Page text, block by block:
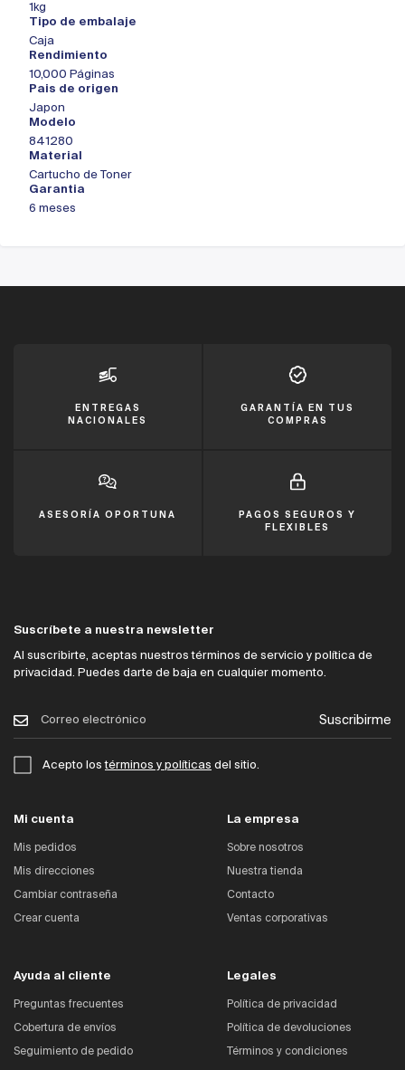
1kg
Tipo de embalaje
Caja
Rendimiento
10,000 Páginas
Pais de origen
Japon
Modelo
841280
Material
Cartucho de Toner
Garantia
6 meses
ENTREGAS
NACIONALES
GARANTÍA EN TUS
COMPRAS
ASESORÍA OPORTUNA
PAGOS SEGUROS Y
FLEXIBLES
Suscríbete a nuestra newsletter
Al suscribirte, aceptas nuestros términos de servicio y política de
privacidad. Puedes darte de baja en cualquier momento.
Suscribirme
Acepto lostérminos y políticas del sitio.
Mi cuenta
Mis pedidos
Mis direcciones
Cambiar contraseña
Crear cuenta
La empresa
Sobre nosotros
Nuestra tienda
Contacto
Ventas corporativas
Ayuda al cliente
Preguntas frecuentes
Cobertura de envíos
Seguimiento de pedido
Legales
Política de privacidad
Política de devoluciones
Términos y condiciones